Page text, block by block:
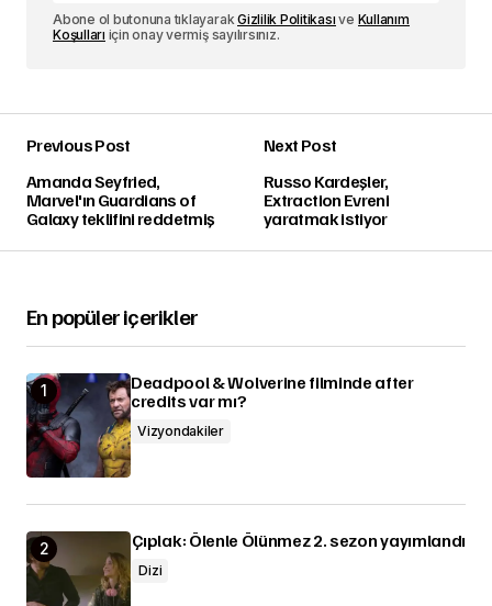
Abone ol butonuna tıklayarakGizlilik Politikası ve Kullanım
Koşulları için onay vermiş sayılırsınız.
Previous Post
Amanda Seyfried,
Marvel'ın Guardians of
Galaxy teklifini reddetmiş
Next Post
Russo Kardeşler,
Extraction Evreni
yaratmak istiyor
En popüler içerikler
Deadpool & Wolverine filminde after
credits var mı?
Vizyondakiler
Çıplak: Ölenle Ölünmez 2. sezon yayımlandı
Dizi